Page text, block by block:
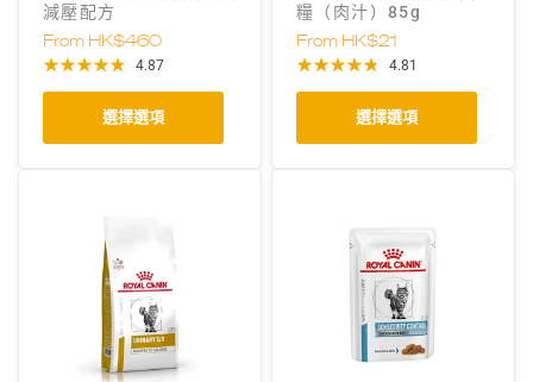
減壓配方
From HK$460
4.87
選擇選項
糧（肉汁）85g
From HK$21
4.81
選擇選項